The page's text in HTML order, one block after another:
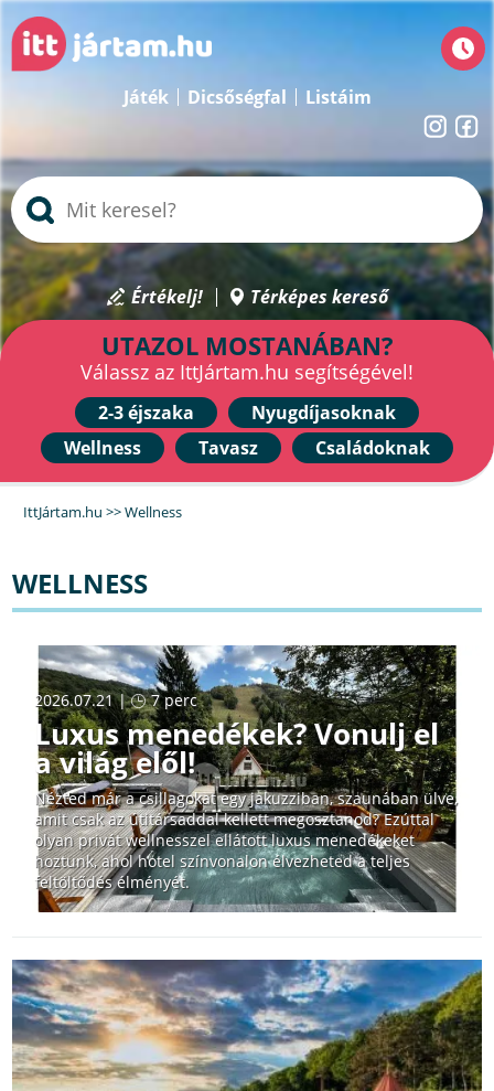
Játék Dicsőségfal Listáim
Értékelj! Térképes kereső
UTAZOL MOSTANÁBAN?
Válassz az IttJártam.hu segítségével!
2-3 éjszaka
Nyugdíjasoknak
Wellness
Tavasz Családoknak
IttJártam.hu >>Wellness
WELLNESS
2026.07.21 | 7 perc
Luxus menedékek? Vonulj el
a világ elől!
Nézted már a csillagokat egy jakuzziban, szaunában ülve,
amit csak az útitársaddal kellett megosztanod? Ezúttal
olyan privát wellnesszel ellátott luxus menedékeket
hoztunk, ahol hotel színvonalon élvezheted a teljes
feltöltődés élményét.